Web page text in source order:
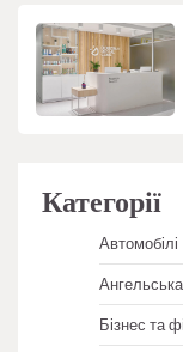
Категорії
Автомобілі
Бізнес та